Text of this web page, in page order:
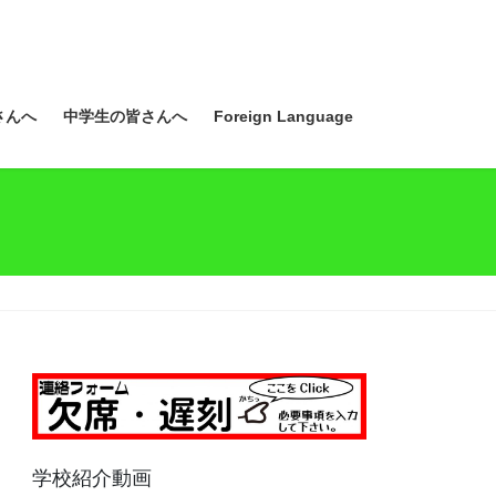
んへ 中学生の皆さんへ Foreign Language
学校紹介動画